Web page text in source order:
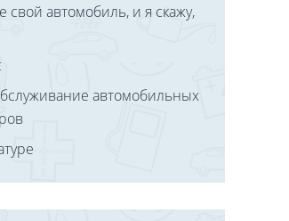
свой автомобиль, и я скажу,
автомобильных